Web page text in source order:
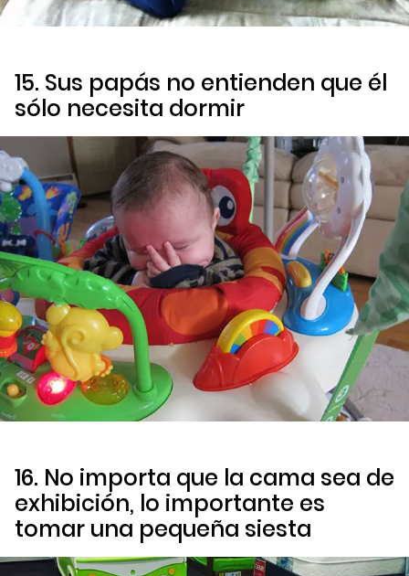
15. Sus papás no entienden que él
sólo necesita dormir
16. No importa que la cama sea de
exhibición, lo importante es
tomar una pequeña siesta